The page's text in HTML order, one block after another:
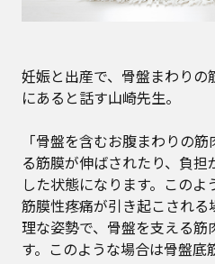
妊娠と出産で、骨盤まわり
にあると話す山崎先生。
「骨盤を含むお腹まわりの
る筋膜が伸ばされたり、負
した状態になります。このよ
筋膜性疼痛が引き起こされ
理な姿勢で、骨盤を支える
す。このような場合は骨盤